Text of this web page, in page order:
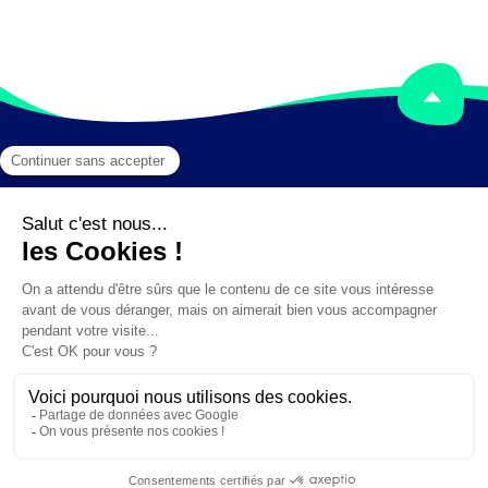
Crédits